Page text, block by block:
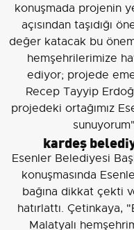
konuşmada projenin
açısından taşıdığı
değer katacak bu
hemşehrilerimize
ediyor; projede
Recep Tayyip
projedeki ortağımız
kardeş
Esenler Belediyesi
konuşmasında
bağına dikkat çekti
hatırlattı. Çetinkaya,
Malatyalı